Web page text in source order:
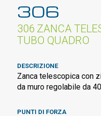
306
306 ZANCA
TUBO QUADRO
DESCRIZIONE
Zanca telescopica con
da muro regolabile da
PUNTI DI FORZA